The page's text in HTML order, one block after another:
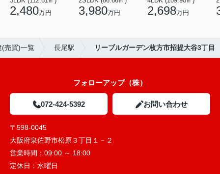
2,480万円 3,980万円 2,698万円
(売買)一覧 長尾駅 リーブルガーデン枚方市招提大谷3丁目
フォローアップ（株）
072-424-5392 お問い合わせ
〒598-0045
大阪府泉佐野市松原３丁目１－２
営業時間： 09:00 ～ 18:00
定休日： 水曜日